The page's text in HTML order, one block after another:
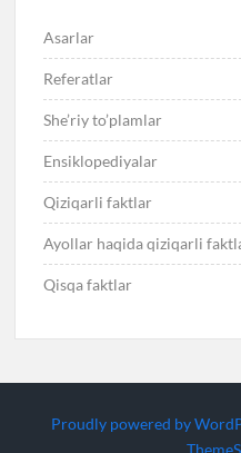
Asarlar
Referatlar
She’riy to’plamlar
Ensiklopediyalar
Qiziqarli faktlar
Ayollar haqida qiziqarli
Qisqa faktlar
Proudly powered by